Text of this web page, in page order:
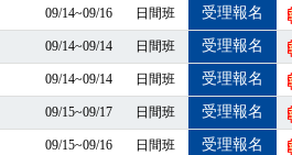
管」及「潛水作業主管」安全衛生教育
研討會
補課及測驗時間將另行通知
錢補助學費，請您上課，開始囉~~
09/14~09/16 日間班 受理報名
09/14~09/14 日間班 受理報名
09/14~09/14 日間班 受理報名
09/15~09/17 日間班 受理報名
09/15~09/16 日間班 受理報名